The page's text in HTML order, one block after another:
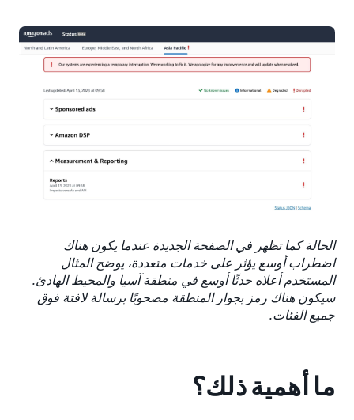
الحالة كما تظهر في الصفحة الجديدة عندما يكون هناك
اضطراب أوسع يؤثر على خدمات متعددة، يوضح المثال
المستخدم أعلاه حدثًا أوسع في منطقة آسيا والمحيط الهادئ.
سيكون هناك رمز بجوار المنطقة مصحوبًا برسالة لافتة فوق
جميع الفئات.
ما أهمية ذلك؟